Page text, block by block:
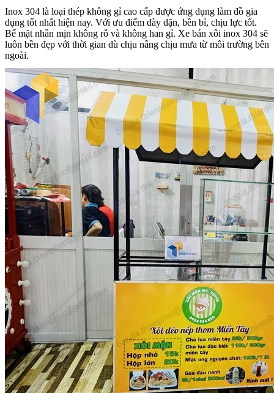
Inox 304 là loại thép không gỉ cao cấp được ứng dụng làm đồ gia
dụng tốt nhất hiện nay. Với ưu điểm dày dặn, bền bỉ, chịu lực tốt.
Bế mặt nhẵn mịn không rỗ và không han gỉ. Xe bán xôi inox 304 sẽ
luôn bền đẹp với thời gian dù chịu nắng chịu mưa từ môi trường bên
ngoài.